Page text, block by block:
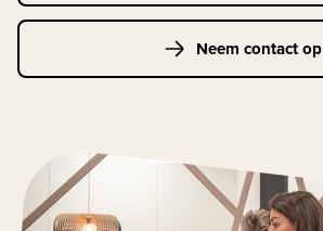
Neem contact op